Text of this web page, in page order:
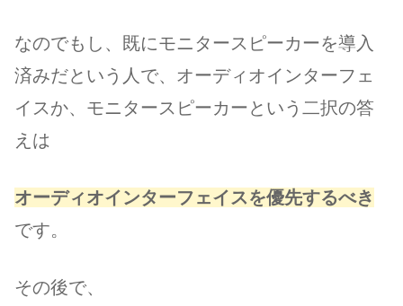
なのでもし、既にモニタースピーカーを導入
済みだという人で、オーディオインターフェ
イスか、モニタースピーカーという二択の答
えは
オーディオインターフェイスを優先するべき
です。
その後で、